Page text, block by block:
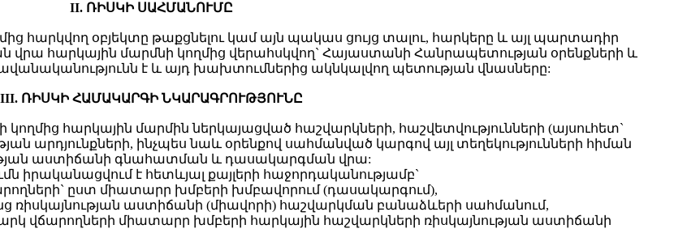
II. ՌԻՍԿԻ ՍԱՀՄԱՆՈՒՄԸ
հարկվող օբյեկտը թաքցնելու կամ այն պակաս ցույց տալու, հարկերը և այլ պարտադիր
վրա հարկային մարմնի կողմից վերահսկվող` Հայաստանի Հանրապետության օրենքների և
է և այդ խախտումներից ակնկալվող պետության վնասները:
III. ՌԻՍԿԻ ՀԱՄԱԿԱՐԳԻ ՆԿԱՐԱԳՐՈՒԹՅՈՒՆԸ
հարկային մարմին ներկայացված հաշվարկների, հաշվետվությունների (այսուհետ`
արդյունքների, ինչպես նաև օրենքով սահմանված կարգով այլ տեղեկությունների հիման
աստիճանի գնահատման և դասակարգման վրա:
իրականացվում է հետևյալ քայլերի հաջորդականությամբ`
ըստ միատարր խմբերի խմբավորում (դասակարգում),
ռիսկայնության աստիճանի (միավորի) հաշվարկման բանաձևերի սահմանում,
վճարողների միատարր խմբերի հարկային հաշվարկների ռիսկայնության աստիճանի